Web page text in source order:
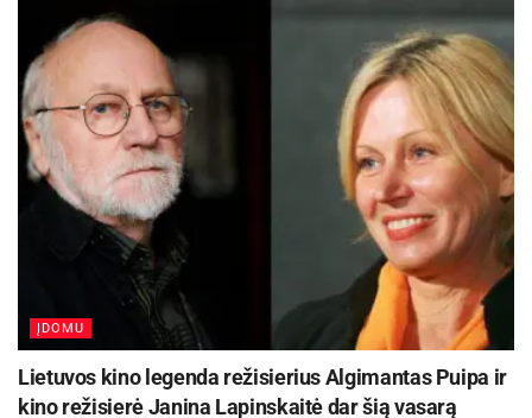
„Bibliomūšio“ tikslas – suartinti bibliotekas su
vietos bendruomene, įtraukti gyventojus į
bibliotekos veiklas bei smagiai praleisti laiką.
Parengė Ryšių su visuomene skyrius
ĮDOMU
Lietuvos kino legenda režisierius Algimantas Puipa ir
kino režisierė Janina Lapinskaitė dar šią vasarą